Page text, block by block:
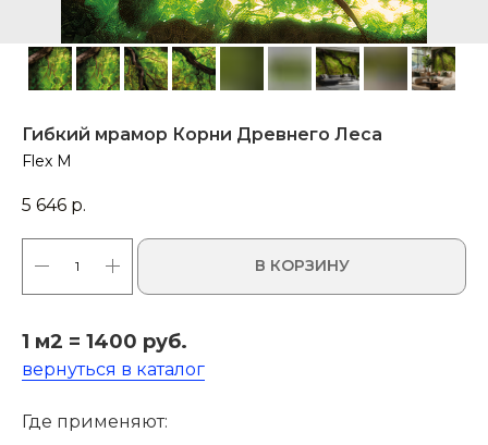
Гибкий мрамор Корни Древнего Леса
Flex M
5 646 р.
В КОРЗИНУ
1 м2 = 1400 руб.
вернуться в каталог
Где применяют: